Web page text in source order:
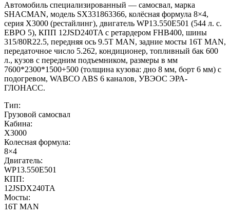
Автомобиль специализированный — самосвал, марка
SHACMAN, модель SX331863366, колёсная формула 8×4,
серия X3000 (рестайлинг), двигатель WP13.550E501 (544 л. с.
ЕВРО 5), КПП 12JSD240TA с ретардером FHB400, шины
315/80R22.5, передняя ось 9.5T MAN, задние мосты 16T MAN,
передаточное число 5.262, кондиционер, топливный бак 600
л., кузов с передним подъемником, размеры в мм
7600*2300*1500+500 (толщина кузова: дно 8 мм, борт 6 мм) с
подогревом, WABCO ABS 6 каналов, УВЭОС ЭРА-
ГЛОНАСС.
Тип:
Грузовой самосвал
Кабина:
X3000
Колесная формула:
8×4
Двигатель:
WP13.550E501
КПП:
12JSDX240TA
Мосты:
16T MAN